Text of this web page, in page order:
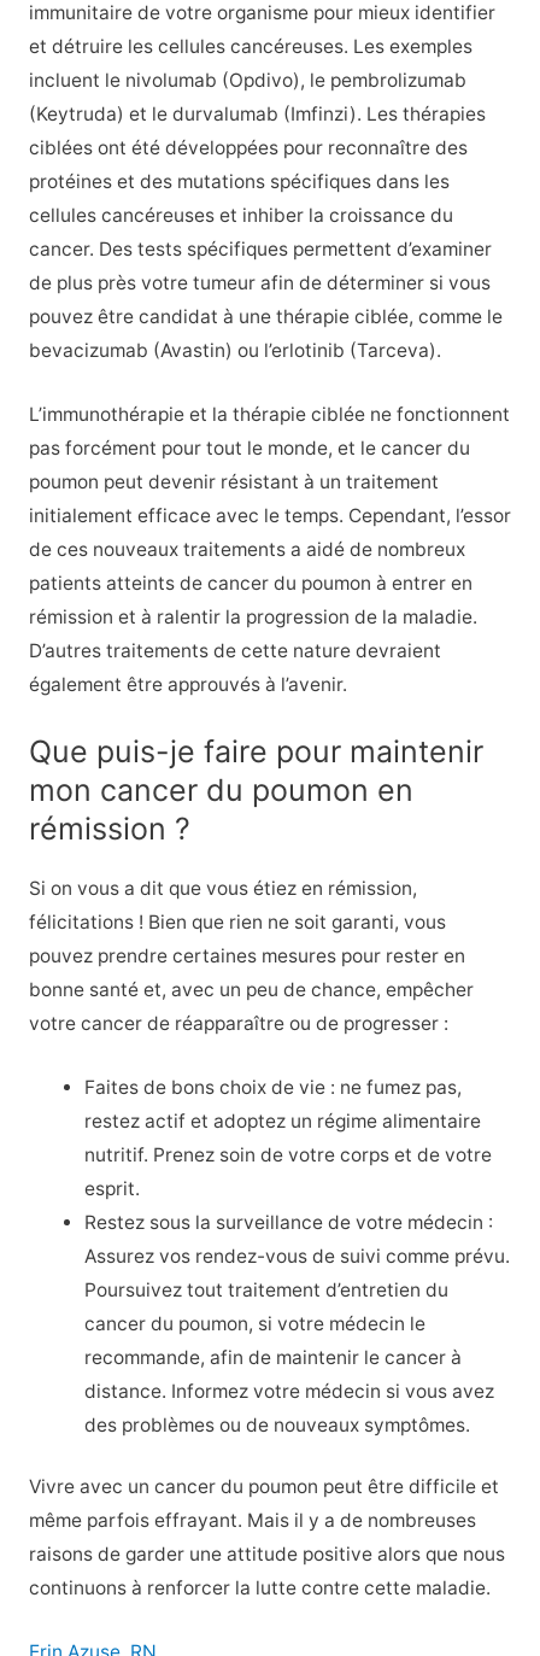
immunitaire de votre organisme pour mieux identifier
et détruire les cellules cancéreuses. Les exemples
incluent le nivolumab (Opdivo), le pembrolizumab
(Keytruda) et le durvalumab (Imfinzi). Les thérapies
ciblées ont été développées pour reconnaître des
protéines et des mutations spécifiques dans les
cellules cancéreuses et inhiber la croissance du
cancer. Des tests spécifiques permettent d’examiner
de plus près votre tumeur afin de déterminer si vous
pouvez être candidat à une thérapie ciblée, comme le
bevacizumab (Avastin) ou l’erlotinib (Tarceva).
L’immunothérapie et la thérapie ciblée ne fonctionnent
pas forcément pour tout le monde, et le cancer du
poumon peut devenir résistant à un traitement
initialement efficace avec le temps. Cependant, l’essor
de ces nouveaux traitements a aidé de nombreux
patients atteints de cancer du poumon à entrer en
rémission et à ralentir la progression de la maladie.
D’autres traitements de cette nature devraient
également être approuvés à l’avenir.
Que puis-je faire pour maintenir
mon cancer du poumon en
rémission ?
Si on vous a dit que vous étiez en rémission,
félicitations ! Bien que rien ne soit garanti, vous
pouvez prendre certaines mesures pour rester en
bonne santé et, avec un peu de chance, empêcher
votre cancer de réapparaître ou de progresser :
Faites de bons choix de vie : ne fumez pas,
restez actif et adoptez un régime alimentaire
nutritif. Prenez soin de votre corps et de votre
esprit.
Restez sous la surveillance de votre médecin :
Assurez vos rendez-vous de suivi comme prévu.
Poursuivez tout traitement d’entretien du
cancer du poumon, si votre médecin le
recommande, afin de maintenir le cancer à
distance. Informez votre médecin si vous avez
des problèmes ou de nouveaux symptômes.
Vivre avec un cancer du poumon peut être difficile et
même parfois effrayant. Mais il y a de nombreuses
raisons de garder une attitude positive alors que nous
continuons à renforcer la lutte contre cette maladie.